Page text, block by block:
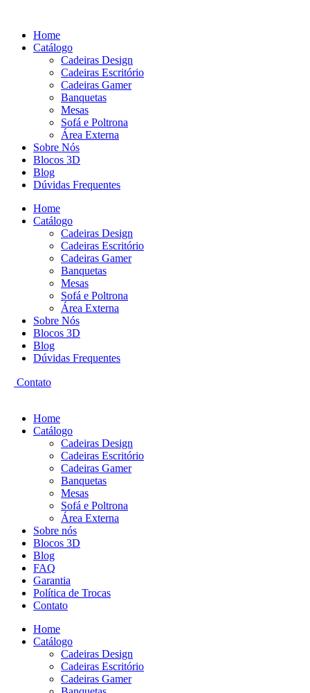
conteúdo
Home
Catálogo
Cadeiras Design
Cadeiras Escritório
Cadeiras Gamer
Banquetas
Mesas
Sofá e Poltrona
Área Externa
Sobre Nós
Blocos 3D
Blog
Dúvidas Frequentes
Home
Catálogo
Cadeiras Design
Cadeiras Escritório
Cadeiras Gamer
Banquetas
Mesas
Sofá e Poltrona
Área Externa
Sobre Nós
Blocos 3D
Blog
Dúvidas Frequentes
Contato
Home
Catálogo
Cadeiras Design
Cadeiras Escritório
Cadeiras Gamer
Banquetas
Mesas
Sofá e Poltrona
Área Externa
Sobre nós
Blocos 3D
Blog
FAQ
Garantia
Política de Trocas
Contato
Home
Catálogo
Cadeiras Design
Cadeiras Escritório
Cadeiras Gamer